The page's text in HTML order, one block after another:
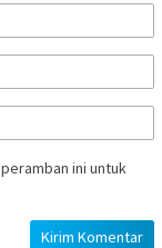
ini untuk